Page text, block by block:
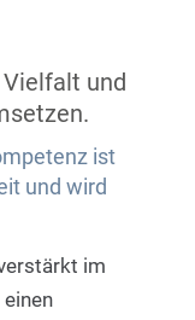
und
ist
und wird
im